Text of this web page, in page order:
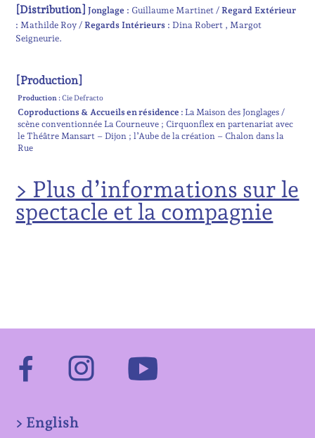
[Distribution]Jonglage : Guillaume Martinet
Regard Extérieur
:Mathilde Roy Regards Intérieurs :Dina Robert
Margot
Seigneurie
[Production]
Production :Cie Defracto
Coproductions & Accueils en résidence :La Maison des Jonglages /
scène conventionnée La Courneuve ; Cirquonflex en partenariat avec
le Théâtre Mansart – Dijon ; l’Aube de la création – Chalon dans la
Rue
> Plus d’informations sur le
spectacle et la compagnie
Facebook
Instagram
> English